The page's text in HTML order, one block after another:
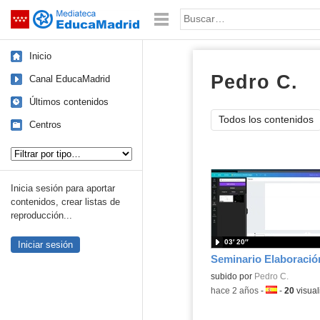
Saltar navegación Palabra o frase:
Inicio
Canal EducaMadrid
Últimos contenidos
Centros
Inicia sesión para aportar
contenidos, crear listas de
reproducción...
Iniciar sesión
Pedro C.
Todos los contenidos
subido por Pedro C.
03′ 20″
-hace 2 años- Idioma:
- 20